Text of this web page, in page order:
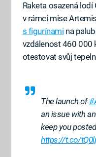
Raketa osazená
v rámci mise
s figurínami na
vzdálenost 460 000
otestovat svůj
The launch of
an issue with
keep you
https://t.co/